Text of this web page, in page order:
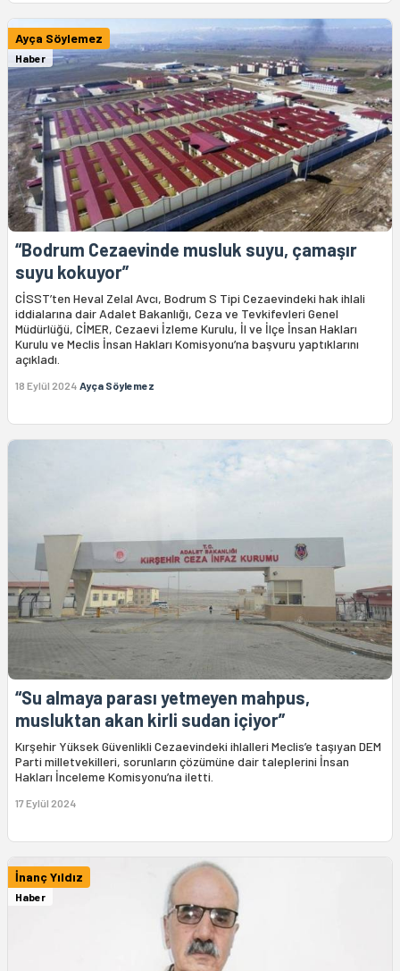
Ayça Söylemez
Haber
“Bodrum Cezaevinde musluk suyu, çamaşır
suyu kokuyor”
CİSST’ten Heval Zelal Avcı, Bodrum S Tipi Cezaevindeki hak ihlali
iddialarına dair Adalet Bakanlığı, Ceza ve Tevkifevleri Genel
Müdürlüğü, CİMER, Cezaevi İzleme Kurulu, İl ve İlçe İnsan Hakları
Kurulu ve Meclis İnsan Hakları Komisyonu’na başvuru yaptıklarını
açıkladı.
18 Eylül 2024 Ayça Söylemez
“Su almaya parası yetmeyen mahpus,
musluktan akan kirli sudan içiyor”
Kırşehir Yüksek Güvenlikli Cezaevindeki ihlalleri Meclis’e taşıyan DEM
Parti milletvekilleri, sorunların çözümüne dair taleplerini İnsan
Hakları İnceleme Komisyonu’na iletti.
17 Eylül 2024
İnanç Yıldız
Haber